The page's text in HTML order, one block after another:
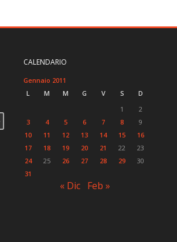
CALENDARIO
Gennaio 2011
L
M M G V S
D
1
2
3
4 5 6 7 8
9
10
11 12 13 14 15
16
17
18 19 20 21 22
23
24
25 26 27 28 29
30
31
« Dic Feb »